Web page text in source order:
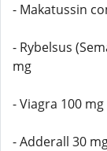
- Makatussin
- Rybelsus
mg
- Viagra 100 mg
- Adderall 30